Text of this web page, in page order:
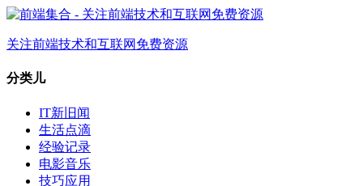
关注前端技术和互联网免费资源
分类儿
IT新旧闻
生活点滴
经验记录
电影音乐
技巧应用